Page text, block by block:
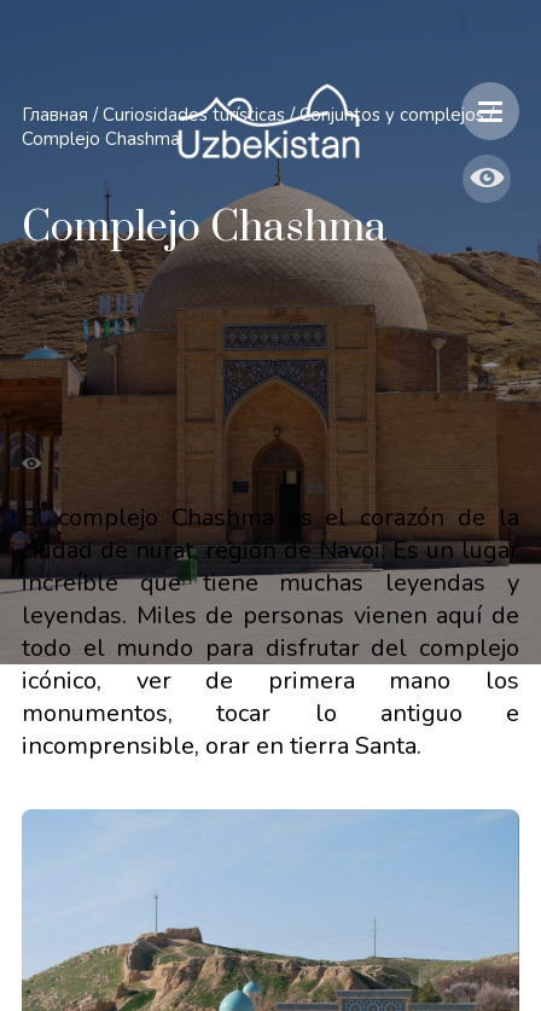
Главная / Curiosidades turísticas / Conjuntos y complejos /
Complejo Chashma
Complejo Chashma
El complejo Chashma es el corazón de la
ciudad de nurat, región de Navoi. Es un lugar
increíble que tiene muchas leyendas y
leyendas. Miles de personas vienen aquí de
todo el mundo para disfrutar del complejo
icónico, ver de primera mano los
monumentos, tocar lo antiguo e
incomprensible, orar en tierra Santa.